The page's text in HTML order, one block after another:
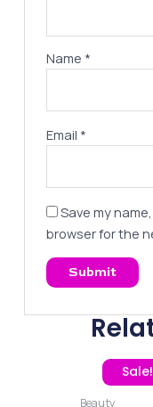
Name *
Email *
Save my
browser for the
Sale!
Beauty
Original